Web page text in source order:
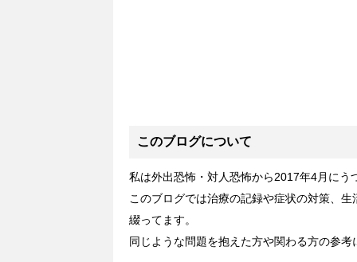
このブログについて
私は外出恐怖・対人恐怖から2017年4月にう
このブログでは治療の記録や症状の対策、
綴ってます。
同じような問題を抱えた方や関わる方の参考